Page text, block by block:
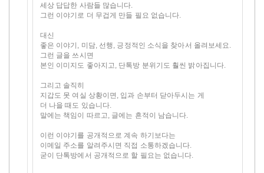
세상 답답한 사람들 많습니다.
그런 이야기로 더 무겁게 만들 필요 없습니다.
대신
좋은 이야기, 미담, 선행, 긍정적인 소식을 찾아서 올려보세요.
그런 글을 쓰시면
본인 이미지도 좋아지고, 단톡방 분위기도 훨씬 밝아집니다.
그리고 솔직히
지갑도 못 여실 상황이면, 입과 손부터 닫아두시는 게
더 나을 때도 있습니다.
말에는 책임이 따르고, 글에는 흔적이 남습니다.
이런 이야기를 공개적으로 계속 하기보다는
이메일 주소를 알려주시면 직접 소통하겠습니다.
굳이 단톡방에서 공개적으로 할 필요는 없습니다.